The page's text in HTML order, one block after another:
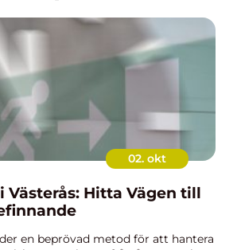
02. okt
Västerås: Hitta Vägen till
en beprövad metod för att hantera